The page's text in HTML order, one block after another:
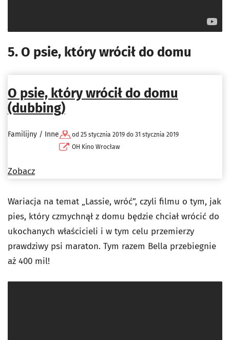
5. O psie, który wrócił do domu
O psie, który wrócił do domu
(dubbing)
Familijny / Inne
od 25 stycznia 2019 do 31 stycznia 2019
OH Kino Wrocław
Zobacz
Wariacja na temat „Lassie, wróć”, czyli filmu o tym, jak
pies, który czmychnął z domu będzie chciał wrócić do
ukochanych właścicieli i w tym celu przemierzy
prawdziwy psi maraton. Tym razem Bella przebiegnie
aż 400 mil!